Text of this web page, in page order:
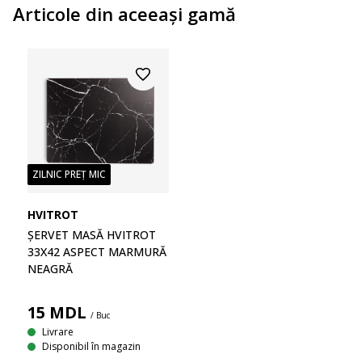
Articole din aceeaşi gamă
ZILNIC PREȚ MIC
HVITROT
ȘERVET MASĂ HVITROT
33X42 ASPECT MARMURĂ
NEAGRĂ
15 MDL / Buc
Livrare
Disponibil în magazin